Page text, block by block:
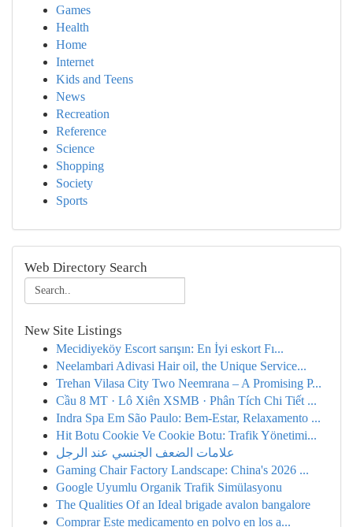
Games
Health
Home
Internet
Kids and Teens
News
Recreation
Reference
Science
Shopping
Society
Sports
Web Directory Search
New Site Listings
Mecidiyeköy Escort sarışın: En İyi eskort Fı...
Neelambari Adivasi Hair oil, the Unique Service...
Trehan Vilasa City Two Neemrana – A Promising P...
Cầu 8 MT · Lô Xiên XSMB · Phân Tích Chi Tiết ...
Indra Spa Em São Paulo: Bem-Estar, Relaxamento ...
Hit Botu Cookie Ve Cookie Botu: Trafik Yönetimi...
علامات الضعف الجنسي عند الرجل
Gaming Chair Factory Landscape: China's 2026 ...
Google Uyumlu Organik Trafik Simülasyonu
The Qualities Of an Ideal brigade avalon bangalore
Comprar Este medicamento en polvo en los a...